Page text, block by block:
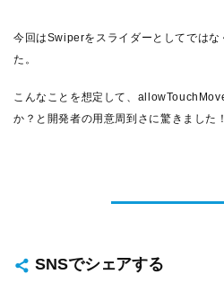
今回はSwiperをスライダーとしてではな
た。
こんなことを想定して、
か？と開発者の用意周到さに驚きました！
SNSでシェアする